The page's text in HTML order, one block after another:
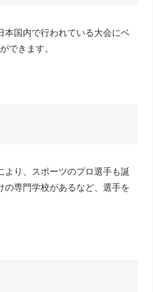
本国内で行われている大会にベ
できます。
より、スポーツのプロ選手も誕
専門学校があるなど、選手を